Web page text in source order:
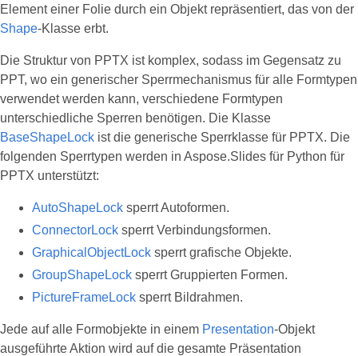
Element einer Folie durch ein Objekt repräsentiert, das von der
Shape-Klasse erbt.
Die Struktur von PPTX ist komplex, sodass im Gegensatz zu
PPT, wo ein generischer Sperrmechanismus für alle Formtypen
verwendet werden kann, verschiedene Formtypen
unterschiedliche Sperren benötigen. Die Klasse
BaseShapeLock ist die generische Sperrklasse für PPTX. Die
folgenden Sperrtypen werden in Aspose.Slides für Python für
PPTX unterstützt:
AutoShapeLock sperrt Autoformen.
ConnectorLock sperrt Verbindungsformen.
GraphicalObjectLock sperrt grafische Objekte.
GroupShapeLock sperrt Gruppierten Formen.
PictureFrameLock sperrt Bildrahmen.
Jede auf alle Formobjekte in einem Presentation-Objekt
ausgeführte Aktion wird auf die gesamte Präsentation